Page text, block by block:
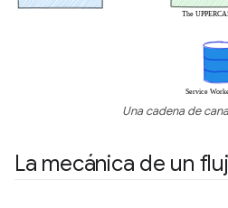
Una cadena de
La mecánica de un